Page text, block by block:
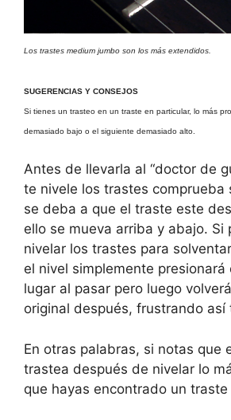
Los trastes medium jumbo son los más extendidos.
SUGERENCIAS Y CONSEJOS
Si tienes un trasteo en un traste en particular, lo más
demasiado bajo o el siguiente demasiado alto.
Antes de llevarla al “doctor de
te nivele los trastes comprueba
se deba a que el traste este
ello se mueva arriba y abajo. Si
nivelar los trastes para
el nivel simplemente presionará
lugar al pasar pero luego
original después, frustrando así
En otras palabras, si notas que
trastea después de nivelar lo
que hayas encontrado un traste